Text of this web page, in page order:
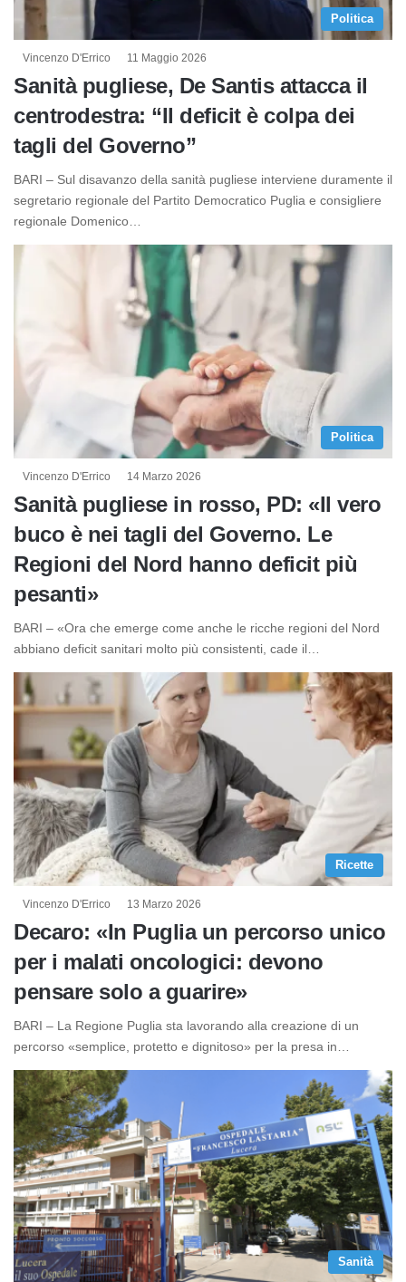
Politica
Vincenzo D'Errico 11 Maggio 2026
Sanità pugliese, De Santis attacca il
centrodestra: “Il deficit è colpa dei
tagli del Governo”
BARI – Sul disavanzo della sanità pugliese interviene duramente il
segretario regionale del Partito Democratico Puglia e consigliere
regionale Domenico…
Politica
Vincenzo D'Errico 14 Marzo 2026
Sanità pugliese in rosso, PD: «Il vero
buco è nei tagli del Governo. Le
Regioni del Nord hanno deficit più
pesanti»
BARI – «Ora che emerge come anche le ricche regioni del Nord
abbiano deficit sanitari molto più consistenti, cade il…
Ricette
Vincenzo D'Errico 13 Marzo 2026
Decaro: «In Puglia un percorso unico
per i malati oncologici: devono
pensare solo a guarire»
BARI – La Regione Puglia sta lavorando alla creazione di un
percorso «semplice, protetto e dignitoso» per la presa in…
Sanità